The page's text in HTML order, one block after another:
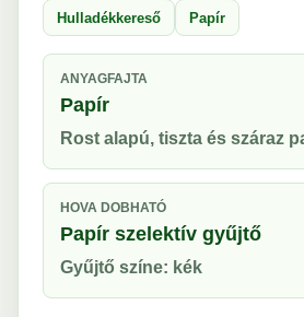
Hulladékkereső Papír
ANYAGFAJTA
Papír
Rost alapú, tiszta és száraz
HOVA DOBHATÓ
Papír szelektív gyűjtő
Gyűjtő színe: kék